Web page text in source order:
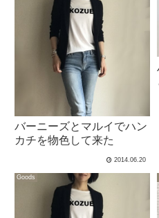
バーニーズとマルイでハン
カチを物色して来た
2014.06.20
Goods